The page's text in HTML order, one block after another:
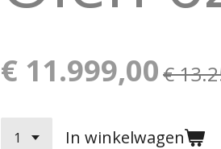
€ 11.999,00€
In winkelwagen